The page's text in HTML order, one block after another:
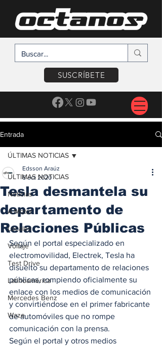
SUSCRÍBETE
Entrada
ÚLTIMAS NOTICIAS
Noticias
A Motor
Locales
Voltaje
Test Drive
Latinoamérica
Mercedes Benz
Waze
ÚLTIMAS NOTICIAS
Tesla desmantela su
departamento de
Relaciones Públicas
Edsson Araúz
6 oct 2020
Según el portal especializado en
electromovilidad, Electrek, Tesla ha
disuelto su departamento de relaciones
públicas, rompiendo oficialmente su
enlace con los medios de comunicación
y convirtiéndose en el primer fabricante
de automóviles que no rompe
comunicación con la prensa.
Según el portal y otros medios